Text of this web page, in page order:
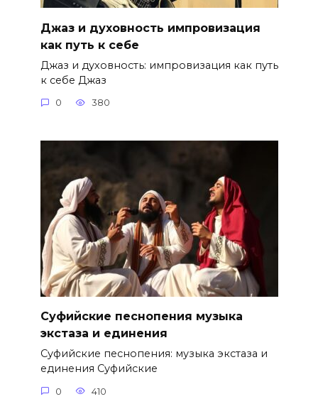
Джаз и духовность импровизация
как путь к себе
Джаз и духовность: импровизация как путь
к себе Джаз
0 380
Суфийские песнопения музыка
экстаза и единения
Суфийские песнопения: музыка экстаза и
единения Суфийские
0 410